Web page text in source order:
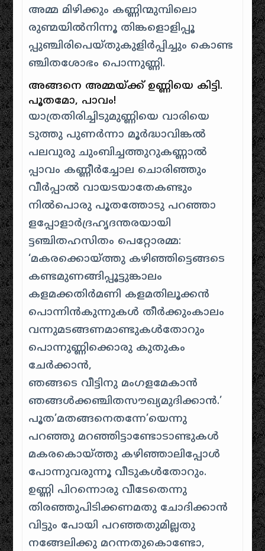
അമ്മ മിഴിക്കും കണ്ണിന്മുമ്പിലൊ
രുണ്മയില്‍നിന്നൂ തിങ്കളൊളിപ്പൂ
പ്പുഞ്ചിരിപെയ്തുകുളിര്‍പ്പിച്ചും കൊണ്ട
ഞ്ചിതശോഭം പൊന്നുണ്ണി.
അങ്ങനെ അമ്മയ്ക്ക്‌ ഉണ്ണിയെ കിട്ടി.
പൂതമോ, പാവം!
യാത്രതിരിച്ചിടുമുണ്ണിയെ വാരിയെ
ടുത്തു പുണര്‍ന്നാ മൂര്‍ദ്ധാവിങ്കൽ
പലവുരു ചുംബിച്ചത്തുറുകണ്ണാൽ
പ്പാവം കണ്ണീര്‍ച്ചോല ചൊരിഞ്ഞും
വീര്‍പ്പാല്‍ വായടയാതേകണ്ടും
നില്‍പൊരു പൂതത്തോടു പറഞ്ഞാ
ളപ്പോളാര്‍ദ്രഹൃദന്തരയായി
ട്ടഞ്ചിതഹസിതം പെറ്റോരമ്മ:
‘മകരക്കൊയ്ത്തു കഴിഞ്ഞിട്ടെങ്ങടെ
കണ്ടമുണങ്ങിപ്പൂട്ടുങ്കാലം
കളമക്കതിര്‍മണി കളമതിലൂക്കന്‍
പൊന്നിന്‍കുന്നുകള്‍ തീര്‍ക്കുംകാലം
വന്നുമടങ്ങണമാണ്ടുകള്‍തോറും
പൊന്നുണ്ണിക്കൊരു കുതുകം
ചേര്‍ക്കാന്‍,
ഞങ്ങടെ വീട്ടിനു മംഗളമേകാന്‍
ഞങ്ങള്‍ക്കഞ്ചിതസൗഖ്യമുദിക്കാന്‍.’
പൂത’മതങ്ങനെതന്നേ’യെന്നു
പറഞ്ഞു മറഞ്ഞിട്ടാണ്ടോടാണ്ടുകൾ
മകരകൊയ്ത്തു കഴിഞ്ഞാലിപ്പോൾ
പോന്നുവരുന്നൂ വീടുകള്‍തോറും.
ഉണ്ണി പിറന്നൊരു വീടേതെന്നു
തിരഞ്ഞുപിടിക്കണമതു ചോദിക്കാന്‍
വിട്ടും പോയി പറഞ്ഞതുമില്ലതു
നങ്ങേലിക്കു മറന്നതുകൊണ്ടോ,